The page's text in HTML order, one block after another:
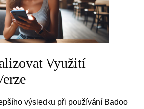
Využití
výsledku při používání Badoo